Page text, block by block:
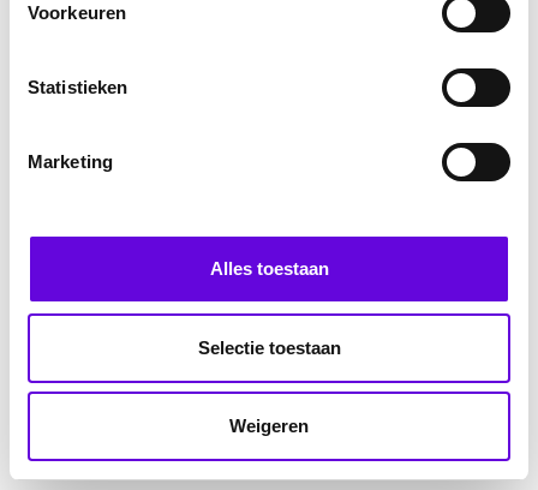
Voorkeuren
Statistieken
Marketing
Alles toestaan
Selectie toestaan
Weigeren